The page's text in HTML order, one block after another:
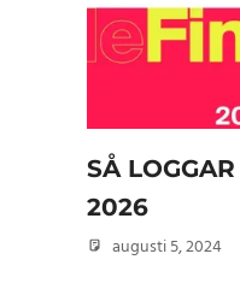
SÅ
2026
augusti 5, 2024